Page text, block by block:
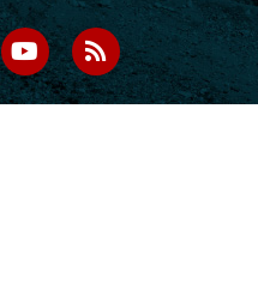
Y
o
u
t
R
s
s